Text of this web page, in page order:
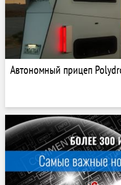
Автономный прицеп